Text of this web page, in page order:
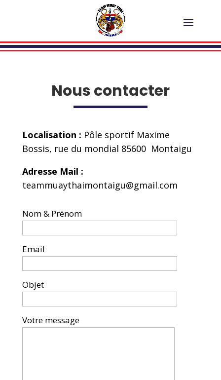
Nous contacter
Localisation : Pôle sportif Maxime
Bossis, rue du mondial 85600 Montaigu
Adresse Mail :
teammuaythaimontaigu@gmail.com
Nom & Prénom
Email
Objet
Votre message